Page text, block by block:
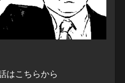
はこちらから